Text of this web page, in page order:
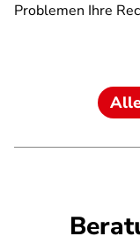
Problemen Ihre